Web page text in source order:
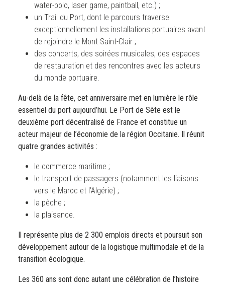
water-polo, laser game, paintball, etc.) ;
un Trail du Port, dont le parcours traverse
exceptionnellement les installations portuaires avant
de rejoindre le Mont Saint-Clair ;
des concerts, des soirées musicales, des espaces
de restauration et des rencontres avec les acteurs
du monde portuaire.
Au-delà de la fête, cet anniversaire met en lumière le rôle
essentiel du port aujourd’hui. Le Port de Sète est le
deuxième port décentralisé de France et constitue un
acteur majeur de l’économie de la région Occitanie. Il réunit
quatre grandes activités :
le commerce maritime ;
le transport de passagers (notamment les liaisons
vers le Maroc et l’Algérie) ;
la pêche ;
la plaisance.
Il représente plus de 2 300 emplois directs et poursuit son
développement autour de la logistique multimodale et de la
transition écologique.
Les 360 ans sont donc autant une célébration de l’histoire